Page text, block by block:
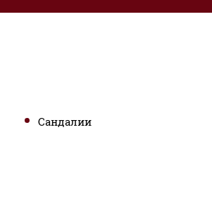
Сандалии